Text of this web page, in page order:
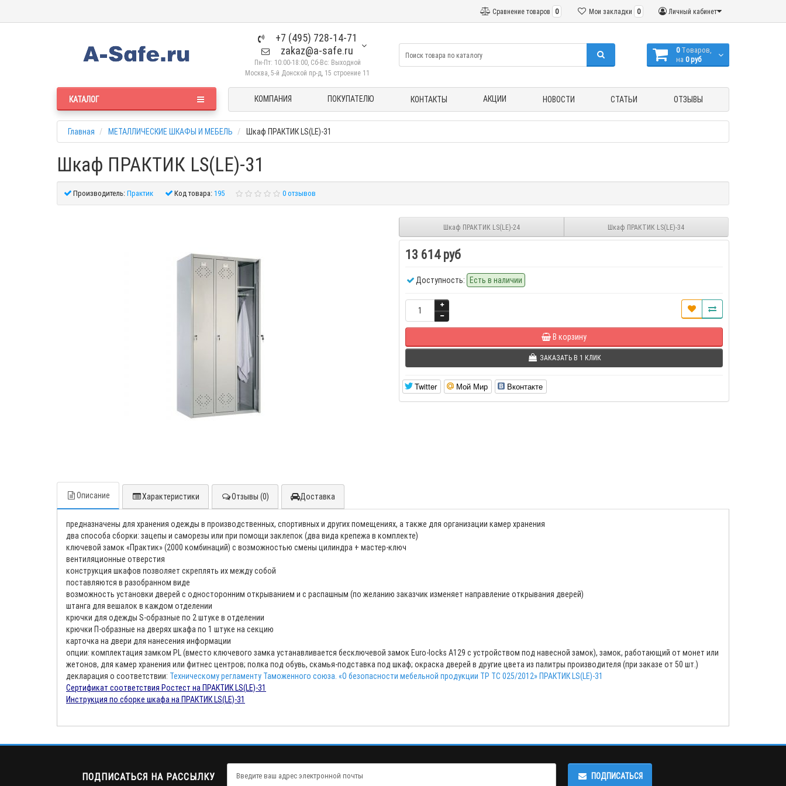
Личный кабинет
Мои закладки 0
Сравнение товаров 0
+7 (495) 728-14-71
zakaz@a-safe.ru
Пн-Пт: 10:00-18:00, Сб-Вс: Выходной
Москва, 5-й Донской пр-д, 15 строение 11
0 Tоваров,
на 0 руб
КАТАЛОГ КОМПАНИЯ ПОКУПАТЕЛЮ КОНТАКТЫ АКЦИИ НОВОСТИ СТАТЬИ ОТЗЫВЫ
Главная МЕТАЛЛИЧЕСКИЕ ШКАФЫ И МЕБЕЛЬ Шкаф ПРАКТИК LS(LE)-31
Шкаф ПРАКТИК LS(LE)-31
Производитель:Практик Код товара:195 0 отзывов
Шкаф ПРАКТИК LS(LE)-24 Шкаф ПРАКТИК LS(LE)-34
13 614 руб
Доступность: Есть в наличии
В корзину
ЗАКАЗАТЬ В 1 КЛИК
Twitter Мой Мир Вконтакте
Описание Характеристики Отзывы (0) Доставка
предназначены для хранения одежды в производственных, спортивных и других помещениях, а также для организации камер хранения
два способа сборки: зацепы и саморезы или при помощи заклепок (два вида крепежа в комплекте)
ключевой замок «Практик» (2000 комбинаций) с возможностью смены цилиндра + мастер-ключ
вентиляционные отверстия
конструкция шкафов позволяет скреплять их между собой
поставляются в разобранном виде
возможность установки дверей с односторонним открыванием и с распашным (по желанию заказчик изменяет направление открывания дверей)
штанга для вешалок в каждом отделении
крючки для одежды S-образные по 2 штуке в отделении
крючки П-образные на дверях шкафа по 1 штуке на секцию
карточка на двери для нанесения информации
опции: комплектация замком PL (вместо ключевого замка устанавливается бесключевой замок Euro-locks A129 с устройством под навесной замок), замок, работающий от монет или
жетонов, для камер хранения или фитнес центров; полка под обувь, скамья-подставка под шкаф; окраска дверей в другие цвета из палитры производителя (при заказе от 50 шт.)
декларация о соответствии: Техническому регламенту Таможенного союза. «О безопасности мебельной продукции ТР ТС 025/2012» ПРАКТИК LS(LE)-31
Сертификат соответствия Ростест на ПРАКТИК LS(LE)-31
Инструкция по сборке шкафа на ПРАКТИК LS(LE)-31
ПОДПИСАТЬСЯ НА РАССЫЛКУ ПОДПИСАТЬСЯ